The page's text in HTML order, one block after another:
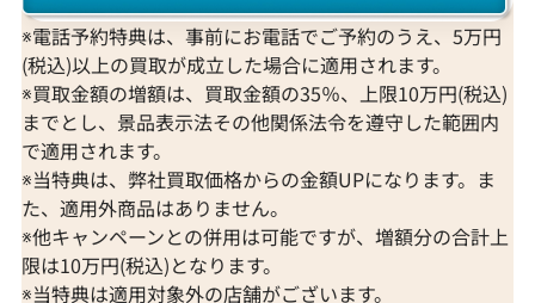
※電話予約特典は、事前にお電話でご予約のうえ、5万円
(税込)以上の買取が成立した場合に適用されます。
※買取金額の増額は、買取金額の35％、上限10万円(税込)
までとし、景品表示法その他関係法令を遵守した範囲内
で適用されます。
※当特典は、弊社買取価格からの金額UPになります。ま
た、適用外商品はありません。
※他キャンペーンとの併用は可能ですが、増額分の合計上
限は10万円(税込)となります。
※当特典は適用対象外の店舗がございます。